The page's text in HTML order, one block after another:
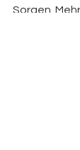
Sorgen.